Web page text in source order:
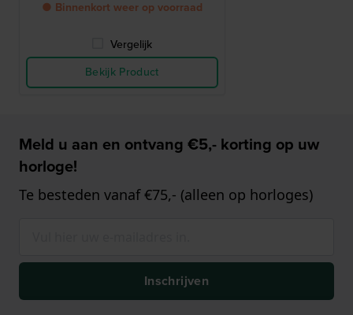
● Binnenkort weer op voorraad
Vergelijk
Bekijk Product
Meld u aan en ontvang €5,- korting op uw
horloge!
Te besteden vanaf €75,- (alleen op horloges)
Inschrijven